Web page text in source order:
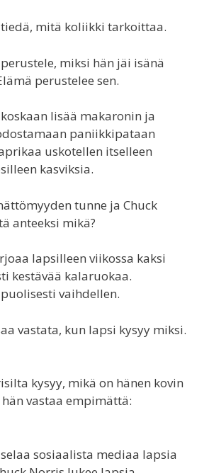
mitä koliikki tarkoittaa.
miksi hän jäi isänä
perustelee sen.
lisää makaronin ja
paniikkipataan
uskotellen itselleen
kasviksia.
tunne ja Chuck
anteeksi mikä?
lapsilleen viikossa kaksi
kestävää kalaruokaa.
vaihdellen.
vastata, kun lapsi kysyy miksi.
kysyy, mikä on hänen kovin
vastaa empimättä:
sosiaalista mediaa lapsia